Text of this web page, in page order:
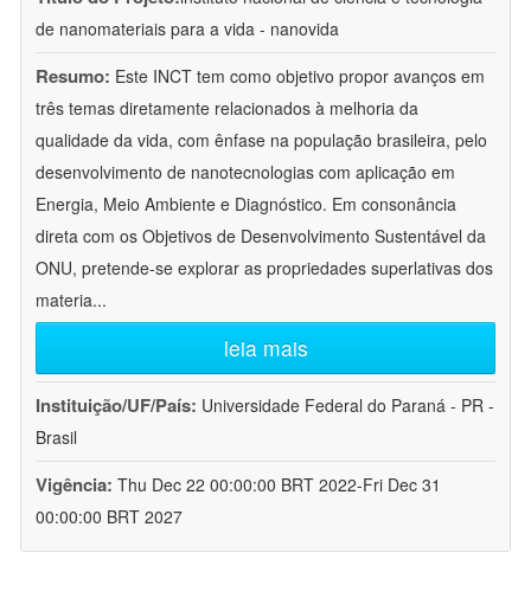
de nanomateriais para a vida - nanovida
Resumo: Este INCT tem como objetivo propor avanços em
três temas diretamente relacionados à melhoria da
qualidade da vida, com ênfase na população brasileira, pelo
desenvolvimento de nanotecnologias com aplicação em
Energia, Meio Ambiente e Diagnóstico. Em consonância
direta com os Objetivos de Desenvolvimento Sustentável da
ONU, pretende-se explorar as propriedades superlativas dos
materia...
leia mais
Instituição/UF/País: Universidade Federal do Paraná - PR -
Brasil
Vigência: Thu Dec 22 00:00:00 BRT 2022-Fri Dec 31
00:00:00 BRT 2027